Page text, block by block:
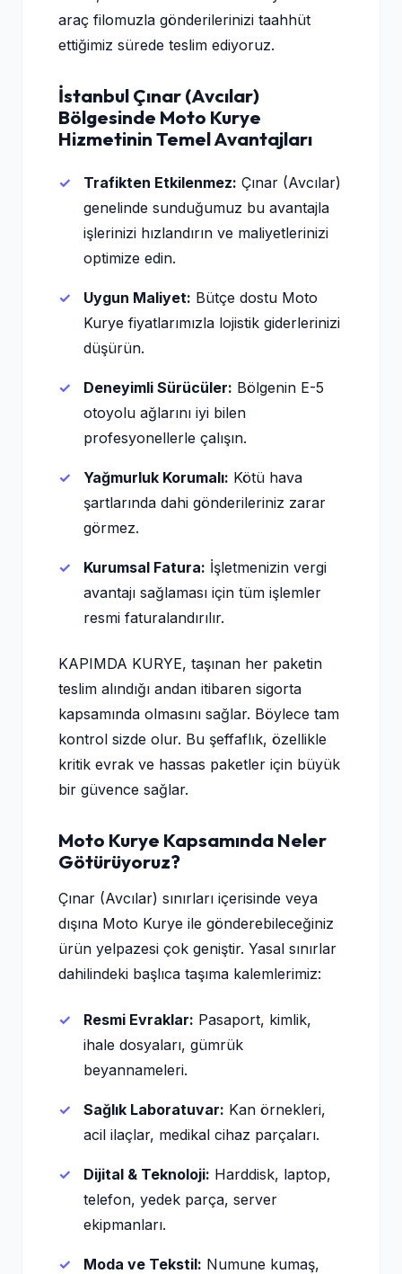
araç filomuzla gönderilerinizi taahhüt
ettiğimiz sürede teslim ediyoruz.
İstanbul Çınar (Avcılar)
Bölgesinde Moto Kurye
Hizmetinin Temel Avantajları
Trafikten Etkilenmez: Çınar (Avcılar)
genelinde sunduğumuz bu avantajla
işlerinizi hızlandırın ve maliyetlerinizi
optimize edin.
Uygun Maliyet: Bütçe dostu Moto
Kurye fiyatlarımızla lojistik giderlerinizi
düşürün.
Deneyimli Sürücüler: Bölgenin E-5
otoyolu ağlarını iyi bilen
profesyonellerle çalışın.
Yağmurluk Korumalı: Kötü hava
şartlarında dahi gönderileriniz zarar
görmez.
Kurumsal Fatura: İşletmenizin vergi
avantajı sağlaması için tüm işlemler
resmi faturalandırılır.
KAPIMDA KURYE, taşınan her paketin
teslim alındığı andan itibaren sigorta
kapsamında olmasını sağlar. Böylece tam
kontrol sizde olur. Bu şeffaflık, özellikle
kritik evrak ve hassas paketler için büyük
bir güvence sağlar.
Moto Kurye Kapsamında Neler
Götürüyoruz?
Çınar (Avcılar) sınırları içerisinde veya
dışına Moto Kurye ile gönderebileceğiniz
ürün yelpazesi çok geniştir. Yasal sınırlar
dahilindeki başlıca taşıma kalemlerimiz:
Resmi Evraklar: Pasaport, kimlik,
ihale dosyaları, gümrük
beyannameleri.
Sağlık Laboratuvar: Kan örnekleri,
acil ilaçlar, medikal cihaz parçaları.
Dijital & Teknoloji: Harddisk, laptop,
telefon, yedek parça, server
ekipmanları.
Moda ve Tekstil: Numune kumaş,